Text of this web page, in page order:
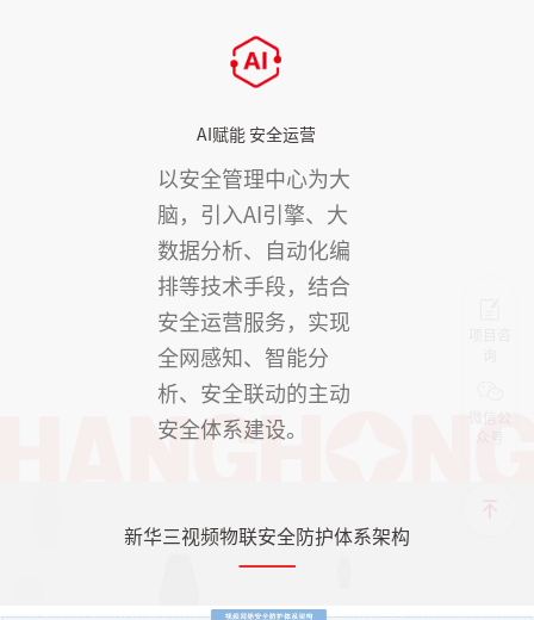
AI赋能 安全运营
以安全管理中心为大
脑，引入AI引擎、大
数据分析、自动化编
排等技术手段，结合
安全运营服务，实现
全网感知、智能分
析、安全联动的主动
安全体系建设。
新华三视频物联安全防护体系架构
微信公
众号